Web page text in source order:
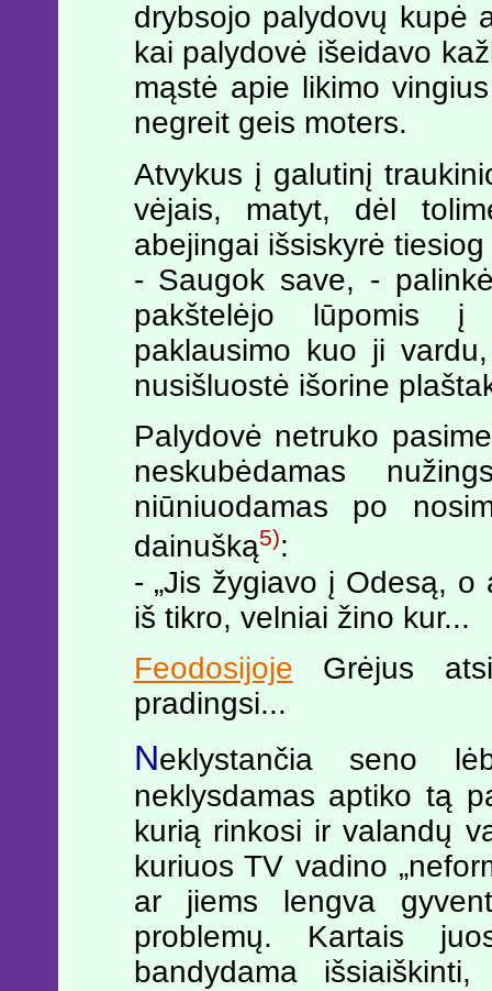
drybsojo palydovų kupė
kai palydovė išeidavo
mąstė apie likimo
negreit geis moters.
Atvykus į galutinį
vėjais, matyt, dėl
abejingai išsiskyrė
- Saugok save, -
pakštelėjo lūpomis į
paklausimo kuo ji
nusišluostė išorine
Palydovė netruko
neskubėdamas
niūniuodamas po
dainušką5):
- „Jis žygiavo į Odesą,
iš tikro, velniai žino kur...
Feodosijoje Grėjus
pradingsi...
Neklystančia seno
neklysdamas aptiko tą
kurią rinkosi ir valandų
kuriuos TV vadino
ar jiems lengva
problemų. Kartais
bandydama